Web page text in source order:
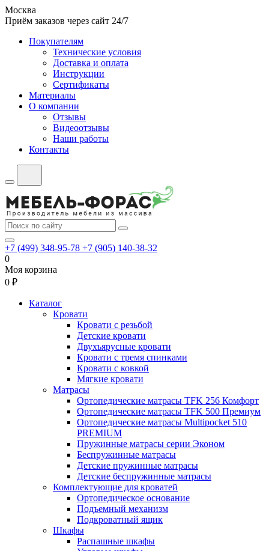
Москва
Приём заказов через сайт 24/7
Покупателям
Технические условия
Доставка и оплата
Инструкции
Сертификаты
Материалы
О компании
Отзывы
Видеоотзывы
Наши работы
Контакты
+7 (499) 348-95-78 +7 (905) 140-38-32
0
Моя корзина
0 ₽
Каталог
Кровати
Кровати с резьбой
Детские кровати
Двухъярусные кровати
Кровати с тремя спинками
Кровати с ковкой
Мягкие кровати
Матрасы
Ортопедические матрасы TFK 256 Комфорт
Ортопедические матрасы TFK 500 Премиум
Ортопедические матрасы Multipocket 510
PREMIUM
Пружинные матрасы серии Эконом
Беспружинные матрасы
Детские пружинные матрасы
Детские беспружинные матрасы
Комплектующие для кроватей
Ортопедическое основание
Подъемный механизм
Подкроватный ящик
Шкафы
Распашные шкафы